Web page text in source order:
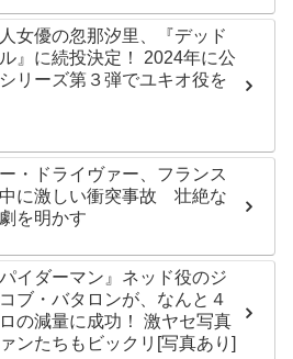
女優の忽那汐里、『デッド
』に続投決定！ 2024年に公
リーズ第３弾でユキオ役を
・ドライヴァー、フランス
に激しい衝突事故 壮絶な
を明かす
パイダーマン』ネッド役のジ
ブ・バタロンが、なんと４
の減量に成功！ 激ヤセ写真
ンたちもビックリ[写真あり]